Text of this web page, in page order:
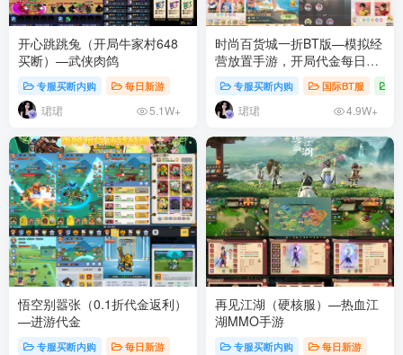
开心跳跳兔（开局牛家村648
买断）—武侠肉鸽
专服买断内购 每日新游
珺珺 5.1W+
时尚百货城一折BT版—模拟经
营放置手游，开局代金每日代
金拉满！
专服买断内购 国际BT服
珺珺 4.9W+
悟空别嚣张（0.1折代金返利）
—进游代金
专服买断内购 每日新游
再见江湖（硬核服）—热血江
湖MMO手游
专服买断内购 每日新游